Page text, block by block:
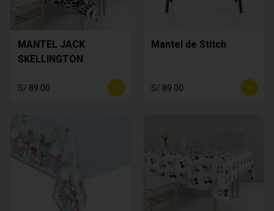
MANTEL JACK
SKELLINGTON
S/ 89.00
Mantel de Stitch
S/ 89.00